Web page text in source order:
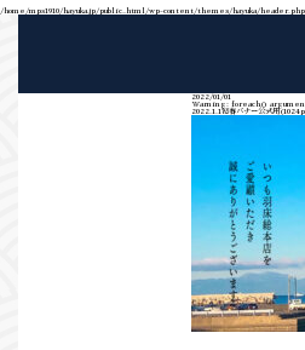
/home/mps1910/hayuka.jp/public_html/wp-content/themes/hayuka/header.php
2022/01/01
Warning: foreach()
2022.1.1初春バナー公式用